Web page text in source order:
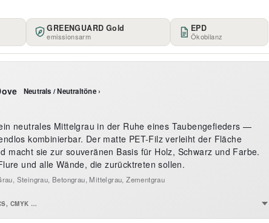
GREENGUARD Gold
emissionsarm
EPD
Ökobilanz
Neutrals / Neutraltöne ›
neutrales Mittelgrau in der Ruhe eines Taubengefieders —
kombinierbar. Der matte PET-Filz verleiht der Fläche
macht sie zur souveränen Basis für Holz, Schwarz und Farbe.
und alle Wände, die zurücktreten sollen.
Steingrau, Betongrau, Mittelgrau, Zementgrau
CMYK …